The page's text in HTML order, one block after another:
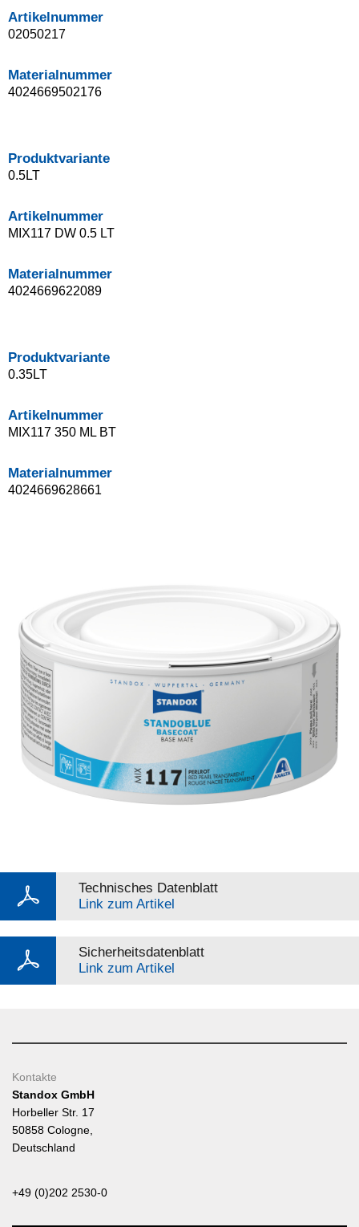
Artikelnummer
02050217
Materialnummer
4024669502176
Produktvariante
0.5LT
Artikelnummer
MIX117 DW 0.5 LT
Materialnummer
4024669622089
Produktvariante
0.35LT
Artikelnummer
MIX117 350 ML BT
Materialnummer
4024669628661
Technisches Datenblatt
Link zum Artikel
Sicherheitsdatenblatt
Link zum Artikel
Kontakte
Standox GmbH
Horbeller Str. 17
50858 Cologne,
Deutschland
+49 (0)202 2530-0